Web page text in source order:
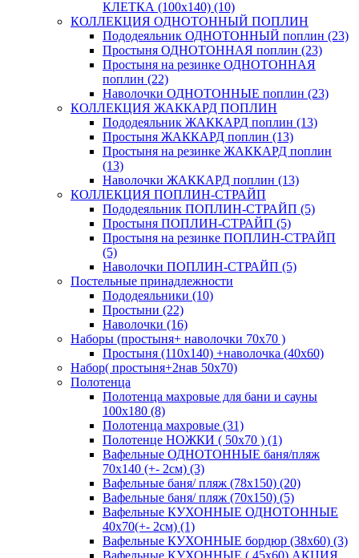
КЛЕТКА (100х140) (10)
КОЛЛЕКЦИЯ ОДНОТОННЫЙ ПОПЛИН
Пододеяльник ОДНОТОННЫЙ поплин (23)
Простыня ОДНОТОННАЯ поплин (23)
Простыня на резинке ОДНОТОННАЯ
поплин (22)
Наволочки ОДНОТОННЫЕ поплин (23)
КОЛЛЕКЦИЯ ЖАККАРД ПОПЛИН
Пододеяльник ЖАККАРД поплин (13)
Простыня ЖАККАРД поплин (13)
Простыня на резинке ЖАККАРД поплин
(13)
Наволочки ЖАККАРД поплин (13)
КОЛЛЕКЦИЯ ПОПЛИН-СТРАЙП
Пододеяльник ПОПЛИН-СТРАЙП (5)
Простыня ПОПЛИН-СТРАЙП (5)
Простыня на резинке ПОПЛИН-СТРАЙП
(5)
Наволочки ПОПЛИН-СТРАЙП (5)
Постельные принадлежности
Пододеяльники (10)
Простыни (22)
Наволочки (16)
Наборы (простыня+ наволочки 70х70 )
Простыня (110х140) +наволочка (40х60)
Набор( простыня+2нав 50х70)
Полотенца
Полотенца махровые для бани и сауны
100х180 (8)
Полотенца махровые (31)
Полотенце НОЖКИ ( 50х70 ) (1)
Вафельные ОДНОТОННЫЕ баня/пляж
70х140 (+- 2см) (3)
Вафельные баня/ пляж (78х150) (20)
Вафельные баня/ пляж (70х150) (5)
Вафельные КУХОННЫЕ ОДНОТОННЫЕ
40х70(+- 2см) (1)
Вафельные КУХОННЫЕ бордюр (38х60) (3)
Вафельные КУХОННЫЕ ( 45х60) АКЦИЯ